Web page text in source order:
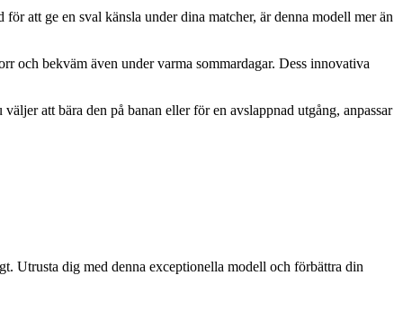
att ge en sval känsla under dina matcher, är denna modell mer än
och bekväm även under varma sommardagar. Dess innovativa
att bära den på banan eller för en avslappnad utgång, anpassar
Utrusta dig med denna exceptionella modell och förbättra din